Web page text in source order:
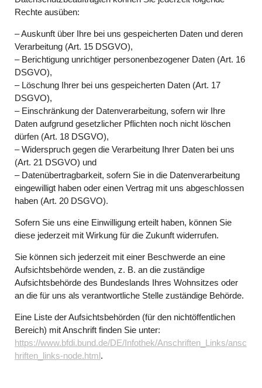
Rechte ausüben:
– Auskunft über Ihre bei uns gespeicherten Daten und deren
Verarbeitung (Art. 15 DSGVO),
– Berichtigung unrichtiger personenbezogener Daten (Art. 16
DSGVO),
– Löschung Ihrer bei uns gespeicherten Daten (Art. 17
DSGVO),
– Einschränkung der Datenverarbeitung, sofern wir Ihre
Daten aufgrund gesetzlicher Pflichten noch nicht löschen
dürfen (Art. 18 DSGVO),
– Widerspruch gegen die Verarbeitung Ihrer Daten bei uns
(Art. 21 DSGVO) und
– Datenübertragbarkeit, sofern Sie in die Datenverarbeitung
eingewilligt haben oder einen Vertrag mit uns abgeschlossen
haben (Art. 20 DSGVO).
Sofern Sie uns eine Einwilligung erteilt haben, können Sie
diese jederzeit mit Wirkung für die Zukunft widerrufen.
Sie können sich jederzeit mit einer Beschwerde an eine
Aufsichtsbehörde wenden, z. B. an die zuständige
Aufsichtsbehörde des Bundeslands Ihres Wohnsitzes oder
an die für uns als verantwortliche Stelle zuständige Behörde.
Eine Liste der Aufsichtsbehörden (für den nichtöffentlichen
Bereich) mit Anschrift finden Sie unter:
https://www.bfdi.bund.de/DE/Infothek/Anschriften_Links/ansc
hriften_links-node.html.